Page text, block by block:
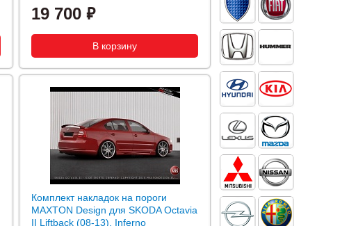
19 700
Комплект накладок на пороги
MAXTON Design для SKODA Octavia
II Liftback (08-13), Inferno